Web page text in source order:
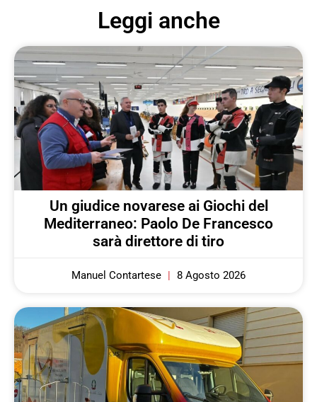
Leggi anche
Un giudice novarese ai Giochi del
Mediterraneo: Paolo De Francesco
sarà direttore di tiro
Manuel Contartese 8 Agosto 2026